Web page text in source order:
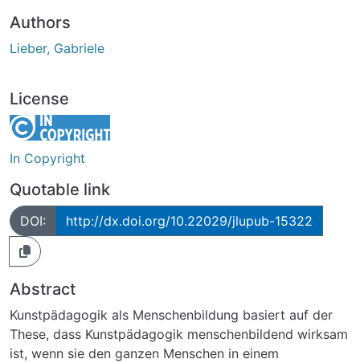
Authors
Lieber, Gabriele
License
In Copyright
Quotable link
DOI: http://dx.doi.org/10.22029/jlupub-15322
Abstract
Kunstpädagogik als Menschenbildung basiert auf der
These, dass Kunstpädagogik menschenbildend wirksam
ist, wenn sie den ganzen Menschen in einem